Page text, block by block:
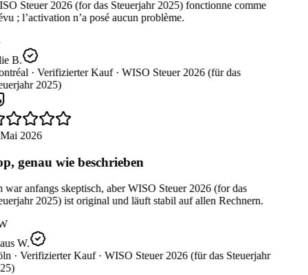
Steuer 2026 (for das Steuerjahr 2025) fonctionne comme
; l’activation n’a posé aucun problème.
B.
· Verifizierter Kauf · WISO Steuer 2026 (für das
2025)
2026
genau wie beschrieben
war anfangs skeptisch, aber WISO Steuer 2026 (for das
2025) ist original und läuft stabil auf allen Rechnern.
W.
· Verifizierter Kauf · WISO Steuer 2026 (für das Steuerjahr